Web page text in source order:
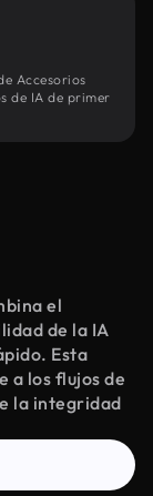
Accesorios
de IA de primer
el
de la IA
Esta
a los flujos de
la integridad